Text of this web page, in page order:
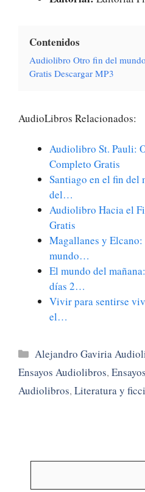
Contenidos
Audiolibro Otro fin del
Gratis Descargar MP3
AudioLibros Relacionados:
Audiolibro St. Pauli:
Completo Gratis
Santiago en el fin del
del…
Audiolibro Hacia el
Gratis
Magallanes y
mundo…
El mundo del
días 2…
Vivir para sentirse
el…
Categorías
Alejandro Gaviria
Ensayos Audiolibros,
Audiolibros,Literatura y